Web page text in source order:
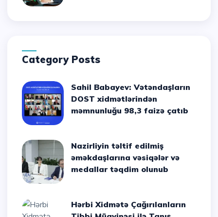
Category Posts
Sahil Babayev: Vətəndaşların
DOST xidmətlərindən
məmnunluğu 98,3 faizə çatıb
Nazirliyin təltif edilmiş
əməkdaşlarına vəsiqələr və
medallar təqdim olunub
Hərbi Xidmətə Çağırılanların